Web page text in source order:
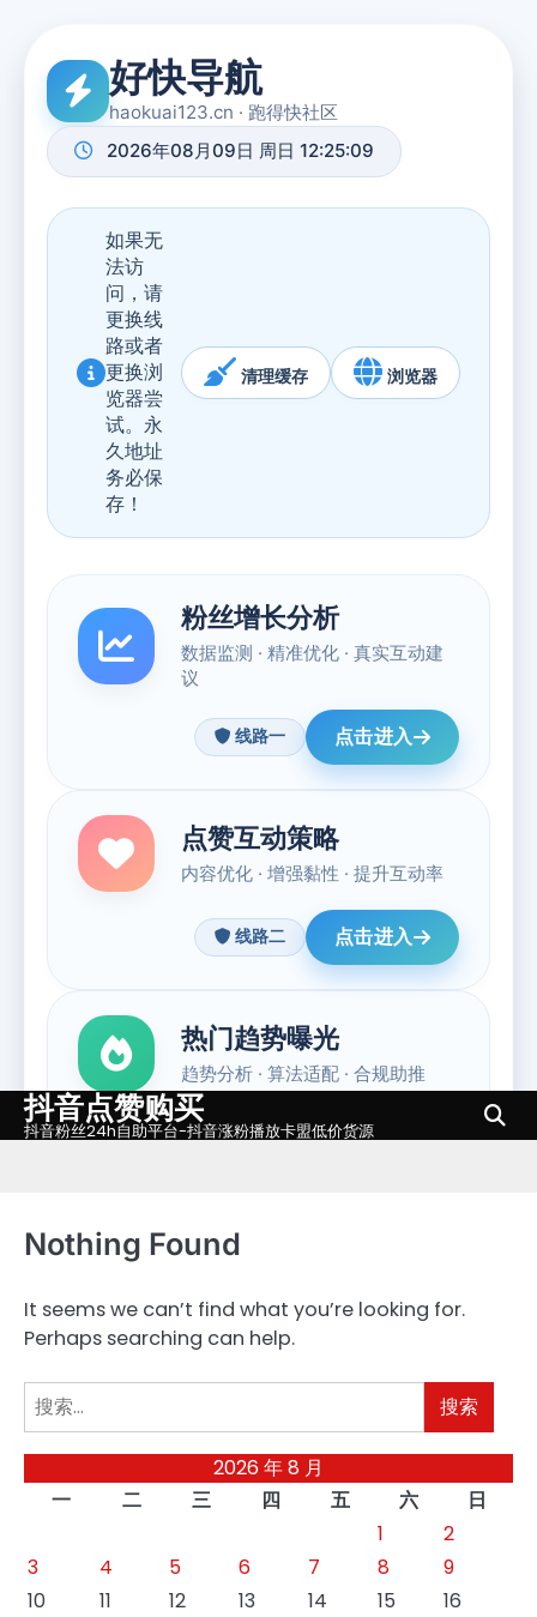
Skip抖音点赞购买
抖音粉丝24h自助平台-抖音涨粉播放卡盟低价货源
Nothing Found
It seems we can’t find what you’re looking for.
Perhaps searching can help.
搜
索：
2026 年 8 月
一
二 三 四 五 六
日
1
2
3
4 5 6 7 8
9
10
11 12 13 14 15
16